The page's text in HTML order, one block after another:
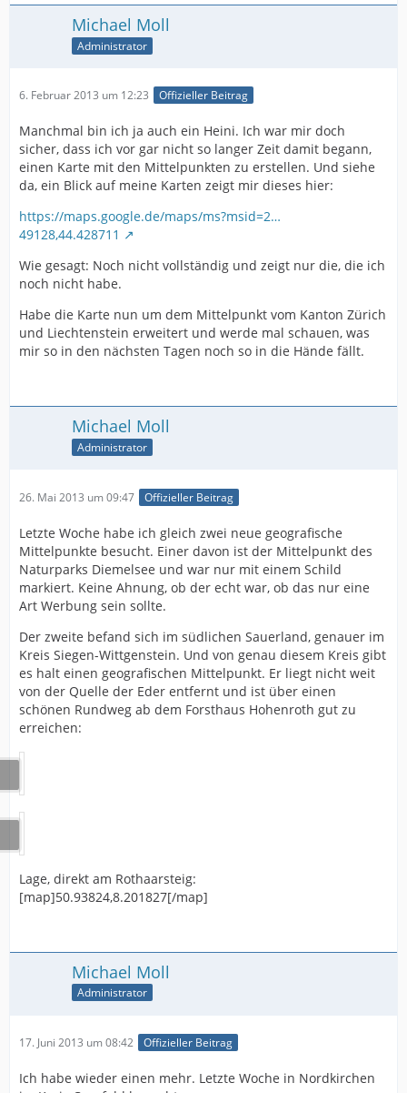
Michael Moll
Administrator
6. Februar 2013 um 12:23 Offizieller Beitrag
Manchmal bin ich ja auch ein Heini. Ich war mir doch
sicher, dass ich vor gar nicht so langer Zeit damit begann,
einen Karte mit den Mittelpunkten zu erstellen. Und siehe
da, ein Blick auf meine Karten zeigt mir dieses hier:
https://maps.google.de/maps/ms?msid=2…
49128,44.428711
Wie gesagt: Noch nicht vollständig und zeigt nur die, die ich
noch nicht habe.
Habe die Karte nun um dem Mittelpunkt vom Kanton Zürich
und Liechtenstein erweitert und werde mal schauen, was
mir so in den nächsten Tagen noch so in die Hände fällt.
Michael Moll
Administrator
26. Mai 2013 um 09:47 Offizieller Beitrag
Letzte Woche habe ich gleich zwei neue geografische
Mittelpunkte besucht. Einer davon ist der Mittelpunkt des
Naturparks Diemelsee und war nur mit einem Schild
markiert. Keine Ahnung, ob der echt war, ob das nur eine
Art Werbung sein sollte.
Der zweite befand sich im südlichen Sauerland, genauer im
Kreis Siegen-Wittgenstein. Und von genau diesem Kreis gibt
es halt einen geografischen Mittelpunkt. Er liegt nicht weit
von der Quelle der Eder entfernt und ist über einen
schönen Rundweg ab dem Forsthaus Hohenroth gut zu
erreichen:
Lage, direkt am Rothaarsteig:
[map]50.93824,8.201827[/map]
Michael Moll
Administrator
17. Juni 2013 um 08:42 Offizieller Beitrag
Ich habe wieder einen mehr. Letzte Woche in Nordkirchen